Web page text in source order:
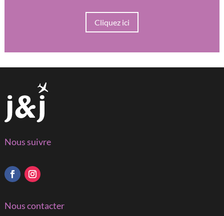
Cliquez ici
Nous suivre
Nous contacter